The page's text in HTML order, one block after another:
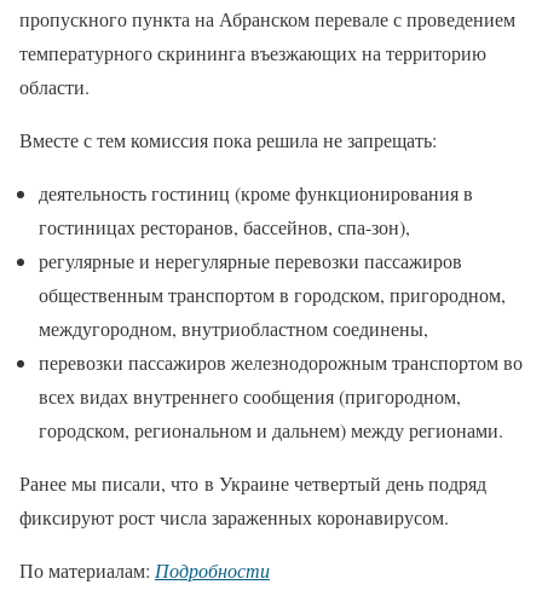
пропускного пункта на Абранском перевале с проведением
температурного скрининга въезжающих на территорию
области.
Вместе с тем комиссия пока решила не запрещать:
деятельность гостиниц (кроме функционирования в
гостиницах ресторанов, бассейнов, спа-зон),
регулярные и нерегулярные перевозки пассажиров
общественным транспортом в городском, пригородном,
междугородном, внутриобластном соединены,
перевозки пассажиров железнодорожным транспортом во
всех видах внутреннего сообщения (пригородном,
городском, региональном и дальнем) между регионами.
Ранее мы писали, что в Украине четвертый день подряд
фиксируют рост числа зараженных коронавирусом.
По материалам: Подробности